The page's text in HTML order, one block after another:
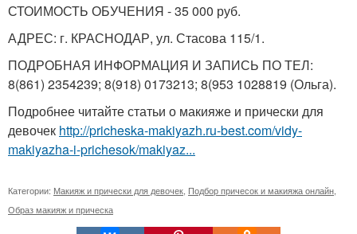
СТОИМОСТЬ ОБУЧЕНИЯ - 35 000 руб.
АДРЕС: г. КРАСНОДАР, ул. Стасова 115/1.
ПОДРОБНАЯ ИНФОРМАЦИЯ И ЗАПИСЬ ПО ТЕЛ:
8(861) 2354239; 8(918) 0173213; 8(953 1028819 (Ольга).
Подробнее читайте статьи о макияже и прически для
девочек http://pricheska-makiyazh.ru-best.com/vidy-
makiyazha-i-prichesok/makiyaz...
Категории: Макияж и прически для девочек Подбор причесок и макияжа онлайн
Образ макияж и прическа